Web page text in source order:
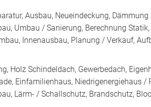
Ausbau, Neueindeckung,
Umbau / Sanierung, Berechnung
Innenausbau, Planung / Verkauf,
Holz Schindeldach, Gewerbedach,
Einfamilienhaus, Niedrigenergiehaus /
Lärm- / Schallschutz, Brandschutz,